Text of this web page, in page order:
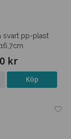
svart pp-plast
kr
Köp